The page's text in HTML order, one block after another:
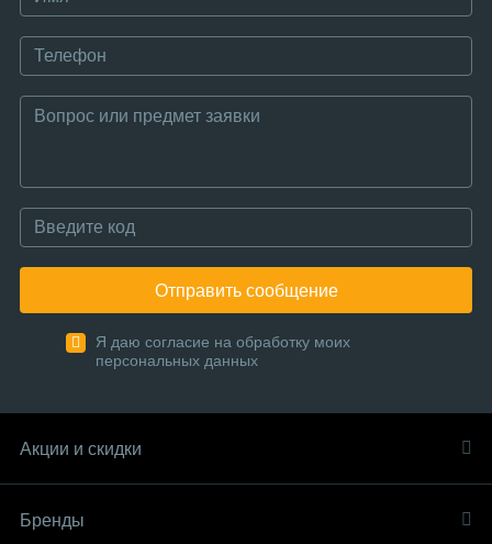
Отправить сообщение
Я даю согласие на обработку моих
персональных данных
Акции и скидки
Бренды